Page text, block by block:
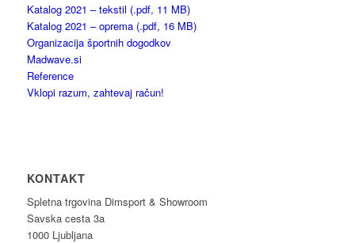
Katalog 2021 – tekstil (.pdf, 11 MB)
Katalog 2021 – oprema (.pdf, 16 MB)
Organizacija športnih dogodkov
Madwave.si
Reference
Vklopi razum, zahtevaj račun!
KONTAKT
Spletna trgovina Dimsport & Showroom
Savska cesta 3a
1000 Ljubljana